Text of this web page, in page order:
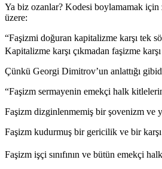
Ya biz ozanlar? Kodesi boylamamak için
üzere:
“Faşizmi doğuran kapitalizme karşı tek
Kapitalizme karşı çıkmadan faşizme
Çünkü Georgi Dimitrov’un anlattığı
“Faşizm sermayenin emekçi halk
Faşizm dizginlenmemiş bir şovenizm ve
Faşizm kudurmuş bir gericilik ve bir
Faşizm işçi sınıfının ve bütün emekçi